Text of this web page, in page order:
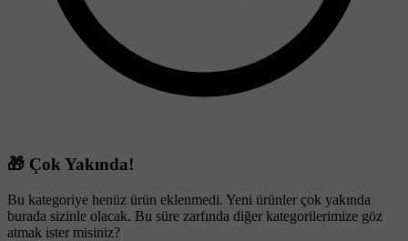
🎁 Çok Yakında!
Bu kategoriye henüz ürün eklenmedi. Yeni ürünler çok yakında
burada sizinle olacak. Bu süre zarfında diğer kategorilerimize göz
atmak ister misiniz?